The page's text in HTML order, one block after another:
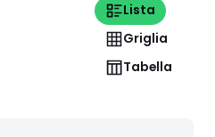
Lista
Griglia
Tabella